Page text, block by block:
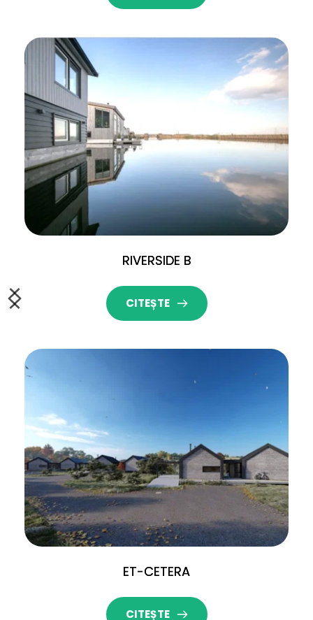
RIVERSIDE B
CITEȘTE
ET-CETERA
CITEȘTE